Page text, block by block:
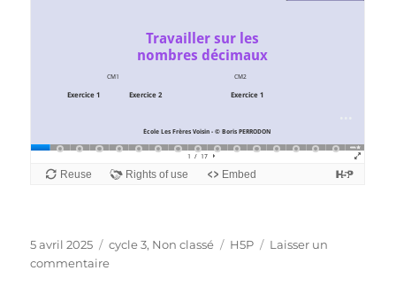
Publié
le
5 avril 2025 Catégories
cycle 3, Non classé Étiquettes
H5P
Laisser un
commentairesur